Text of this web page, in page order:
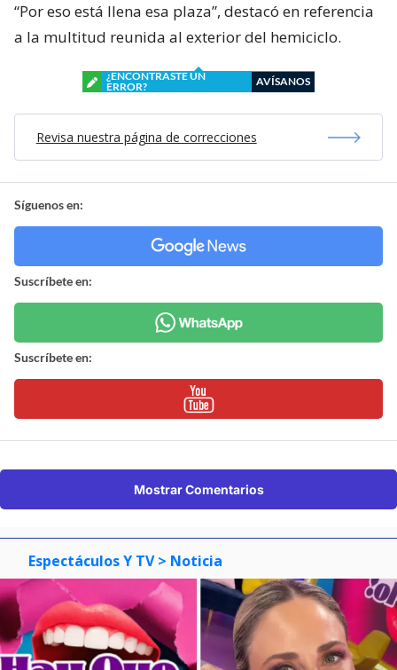
“Por eso está llena esa plaza”, destacó en referencia
a la multitud reunida al exterior del hemiciclo.
¿ENCONTRASTE UN
ERROR?
AVÍSANOS
Revisa nuestra página de correcciones
Síguenos en:
Suscríbete en:
Suscríbete en:
Mostrar Comentarios
Espectáculos Y TV > Noticia